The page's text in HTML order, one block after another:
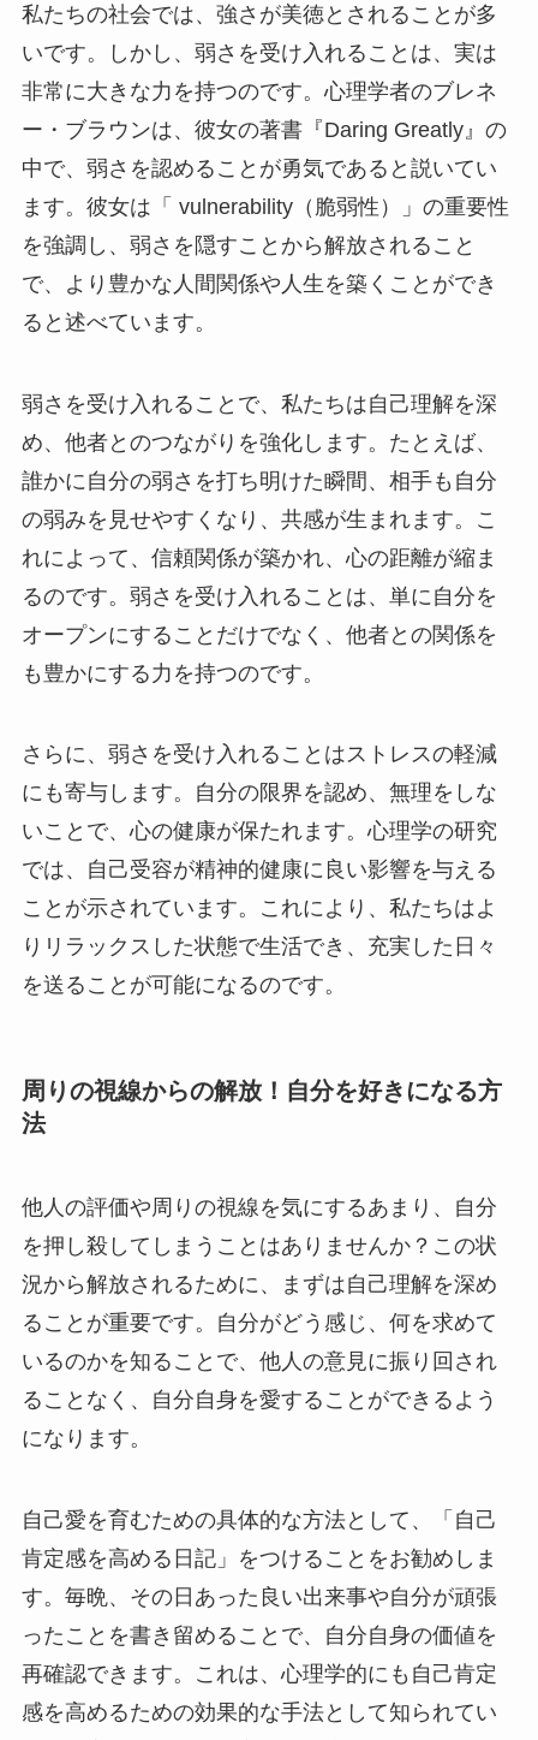
私たちの社会では、強さが美徳とされることが多
いです。しかし、弱さを受け入れることは、実は
非常に大きな力を持つのです。心理学者のブレネ
ー・ブラウンは、彼女の著書『Daring Greatly』の
中で、弱さを認めることが勇気であると説いてい
ます。彼女は「 vulnerability（脆弱性）」の重要性
を強調し、弱さを隠すことから解放されること
で、より豊かな人間関係や人生を築くことができ
ると述べています。
弱さを受け入れることで、私たちは自己理解を深
め、他者とのつながりを強化します。たとえば、
誰かに自分の弱さを打ち明けた瞬間、相手も自分
の弱みを見せやすくなり、共感が生まれます。こ
れによって、信頼関係が築かれ、心の距離が縮ま
るのです。弱さを受け入れることは、単に自分を
オープンにすることだけでなく、他者との関係を
も豊かにする力を持つのです。
さらに、弱さを受け入れることはストレスの軽減
にも寄与します。自分の限界を認め、無理をしな
いことで、心の健康が保たれます。心理学の研究
では、自己受容が精神的健康に良い影響を与える
ことが示されています。これにより、私たちはよ
りリラックスした状態で生活でき、充実した日々
を送ることが可能になるのです。
周りの視線からの解放！自分を好きになる方
法
他人の評価や周りの視線を気にするあまり、自分
を押し殺してしまうことはありませんか？この状
況から解放されるために、まずは自己理解を深め
ることが重要です。自分がどう感じ、何を求めて
いるのかを知ることで、他人の意見に振り回され
ることなく、自分自身を愛することができるよう
になります。
自己愛を育むための具体的な方法として、「自己
肯定感を高める日記」をつけることをお勧めしま
す。毎晩、その日あった良い出来事や自分が頑張
ったことを書き留めることで、自分自身の価値を
再確認できます。これは、心理学的にも自己肯定
感を高めるための効果的な手法として知られてい